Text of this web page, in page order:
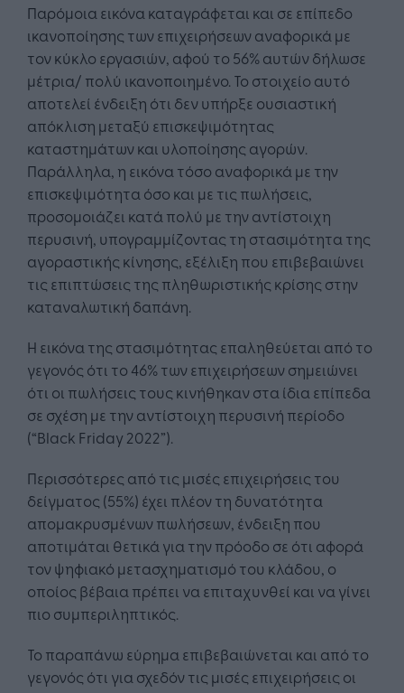
Παρόμοια εικόνα καταγράφεται και σε επίπεδο
ικανοποίησης των επιχειρήσεων αναφορικά με
τον κύκλο εργασιών, αφού το 56% αυτών δήλωσε
μέτρια/ πολύ ικανοποιημένο. Το στοιχείο αυτό
αποτελεί ένδειξη ότι δεν υπήρξε ουσιαστική
απόκλιση μεταξύ επισκεψιμότητας
καταστημάτων και υλοποίησης αγορών.
Παράλληλα, η εικόνα τόσο αναφορικά με την
επισκεψιμότητα όσο και με τις πωλήσεις,
προσομοιάζει κατά πολύ με την αντίστοιχη
περυσινή, υπογραμμίζοντας τη στασιμότητα της
αγοραστικής κίνησης, εξέλιξη που επιβεβαιώνει
τις επιπτώσεις της πληθωριστικής κρίσης στην
καταναλωτική δαπάνη.
Η εικόνα της στασιμότητας επαληθεύεται από το
γεγονός ότι το 46% των επιχειρήσεων σημειώνει
ότι οι πωλήσεις τους κινήθηκαν στα ίδια επίπεδα
σε σχέση με την αντίστοιχη περυσινή περίοδο
(“Black Friday 2022”).
Περισσότερες από τις μισές επιχειρήσεις του
δείγματος (55%) έχει πλέον τη δυνατότητα
απομακρυσμένων πωλήσεων, ένδειξη που
αποτιμάται θετικά για την πρόοδο σε ότι αφορά
τον ψηφιακό μετασχηματισμό του κλάδου, ο
οποίος βέβαια πρέπει να επιταχυνθεί και να γίνει
πιο συμπεριληπτικός.
Το παραπάνω εύρημα επιβεβαιώνεται και από το
γεγονός ότι για σχεδόν τις μισές επιχειρήσεις οι